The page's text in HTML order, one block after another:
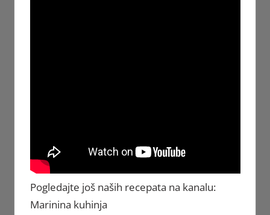
Pogledajte još naših recepata na kanalu:
Marinina kuhinja